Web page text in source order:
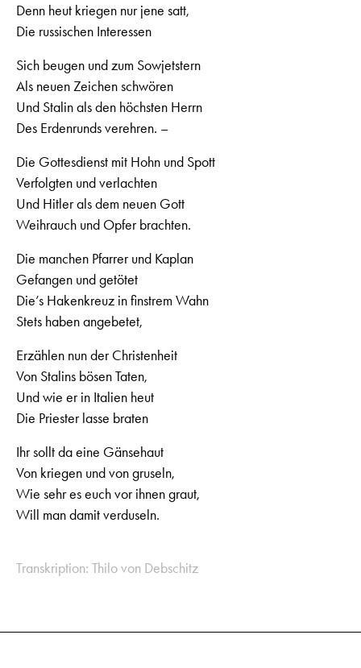
Denn heut kriegen nur jene satt,
Die russischen Interessen
Sich beugen und zum Sowjetstern
Als neuen Zeichen schwören
Und Stalin als den höchsten Herrn
Des Erdenrunds verehren. –
Die Gottesdienst mit Hohn und Spott
Verfolgten und verlachten
Und Hitler als dem neuen Gott
Weihrauch und Opfer brachten.
Die manchen Pfarrer und Kaplan
Gefangen und getötet
Die’s Hakenkreuz in finstrem Wahn
Stets haben angebetet,
Erzählen nun der Christenheit
Von Stalins bösen Taten,
Und wie er in Italien heut
Die Priester lasse braten
Ihr sollt da eine Gänsehaut
Von kriegen und von gruseln,
Wie sehr es euch vor ihnen graut,
Will man damit verduseln.
Transkription: Thilo von Debschitz